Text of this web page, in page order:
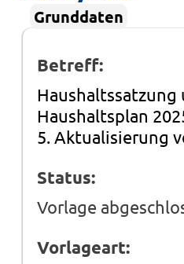
Grunddaten
Betreff:
Haushaltssatzung
Haushaltsplan
5. Aktualisierung
Status:
Vorlage
Vorlageart: